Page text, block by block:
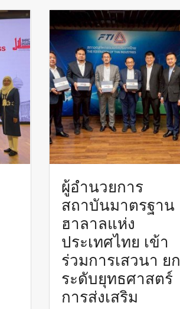
ผู้อำนวยการ
สถาบันมาตรฐาน
ฮาลาลแห่ง
ประเทศไทย เข้า
ร่วมการเสวนา ยก
ระดับยุทธศาสตร์
การส่งเสริม